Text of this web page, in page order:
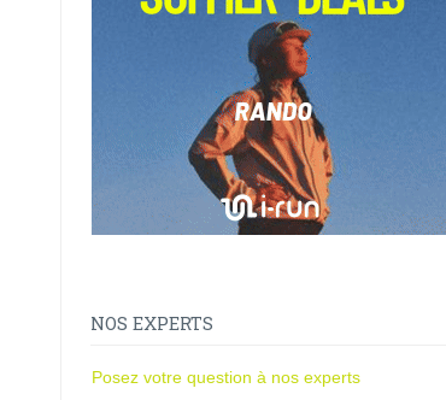
NOS EXPERTS
Posez votre question à nos experts